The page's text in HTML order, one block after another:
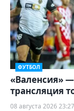
ФУТБОЛ
«Валенсия»
трансляция
08 августа 2026 23:27